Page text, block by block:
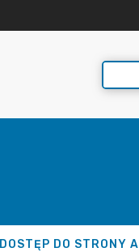
DOSTĘP DO STRONY